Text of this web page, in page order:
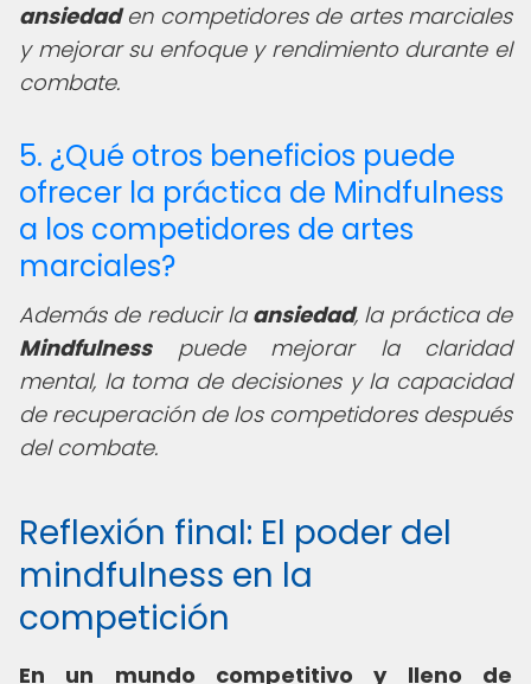
ansiedaden competidores de artes marciales
y mejorar su enfoque y rendimiento durante el
combate.
5. ¿Qué otros beneficios puede
ofrecer la práctica de Mindfulness
a los competidores de artes
marciales?
Además de reducir la ansiedad, la práctica de
Mindfulnesspuede mejorar la claridad
mental, la toma de decisiones y la capacidad
de recuperación de los competidores después
del combate.
Reflexión final: El poder del
mindfulness en la
competición
En un mundo competitivo y lleno de